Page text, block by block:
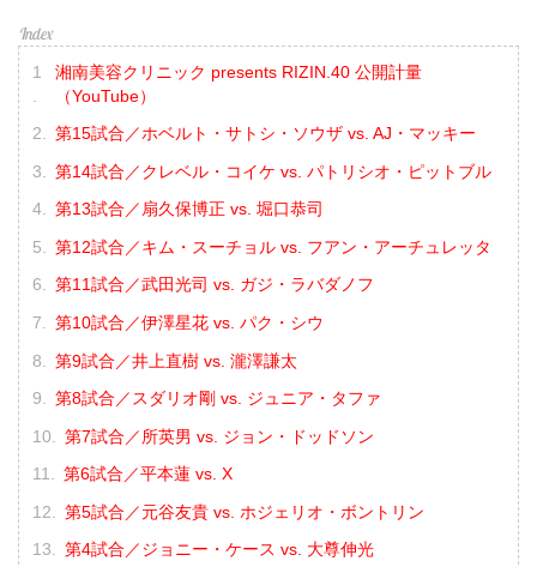
湘南美容クリニック presents RIZIN.40 公開計量
（YouTube）
第15試合／ホベルト・サトシ・ソウザ vs. AJ・マッキー
第14試合／クレベル・コイケ vs. パトリシオ・ピットブル
第13試合／扇久保博正 vs. 堀口恭司
第12試合／キム・スーチョル vs. フアン・アーチュレッタ
第11試合／武田光司 vs. ガジ・ラバダノフ
第10試合／伊澤星花 vs. パク・シウ
第9試合／井上直樹 vs. 瀧澤謙太
第8試合／スダリオ剛 vs. ジュニア・タファ
第7試合／所英男 vs. ジョン・ドッドソン
第6試合／平本蓮 vs. X
第5試合／元谷友貴 vs. ホジェリオ・ボントリン
第4試合／ジョニー・ケース vs. 大尊伸光